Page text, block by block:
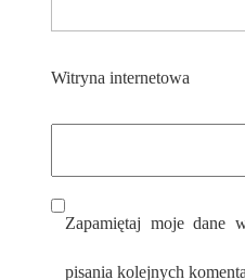
Witryna internetowa
Zapamiętaj moje dane
pisania kolejnych